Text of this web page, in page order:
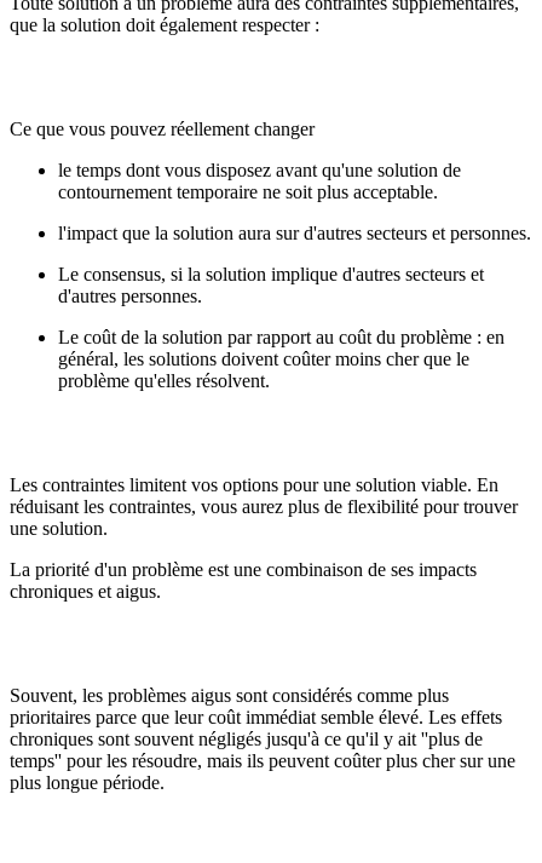
que la solution doit également respecter :
Ce que vous pouvez réellement changer
le temps dont vous disposez avant qu'une solution de
contournement temporaire ne soit plus acceptable.
l'impact que la solution aura sur d'autres secteurs et personnes.
Le consensus, si la solution implique d'autres secteurs et
d'autres personnes.
Le coût de la solution par rapport au coût du problème : en
général, les solutions doivent coûter moins cher que le
problème qu'elles résolvent.
Les contraintes limitent vos options pour une solution viable. En
réduisant les contraintes, vous aurez plus de flexibilité pour trouver
une solution.
La priorité d'un problème est une combinaison de ses impacts
chroniques et aigus.
Souvent, les problèmes aigus sont considérés comme plus
prioritaires parce que leur coût immédiat semble élevé. Les effets
chroniques sont souvent négligés jusqu'à ce qu'il y ait ''plus de
temps'' pour les résoudre, mais ils peuvent coûter plus cher sur une
plus longue période.